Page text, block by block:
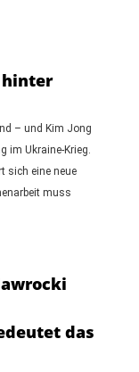
hinter
– und Kim Jong
im Ukraine-Krieg.
sich eine neue
muss
das